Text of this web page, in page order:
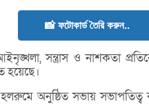
📸 ফটোকার্ড তৈরি করুন..
সন্ত্রাস ও নাশকতা
হয়েছে।
অনুষ্ঠিত সভায় সভাপতিত্ব